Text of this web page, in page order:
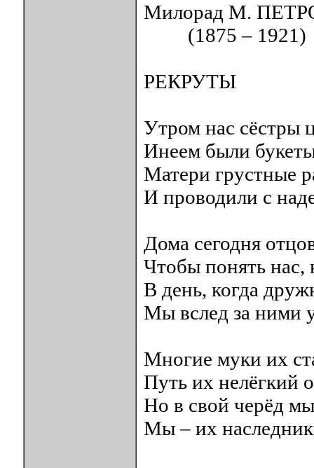
Милорад М.
(1875 – 1921)
РЕКРУТЫ
Утром нас сёстры
Инеем были
Матери грустные
И проводили с
Дома сегодня
Чтобы понять нас,
В день, когда
Мы вслед за ними
Многие муки их
Путь их нелёгкий
Но в свой черёд
Мы – их